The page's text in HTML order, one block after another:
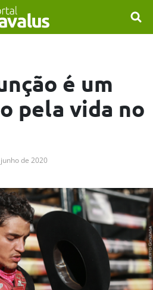
é um
pela vida no
de 2020